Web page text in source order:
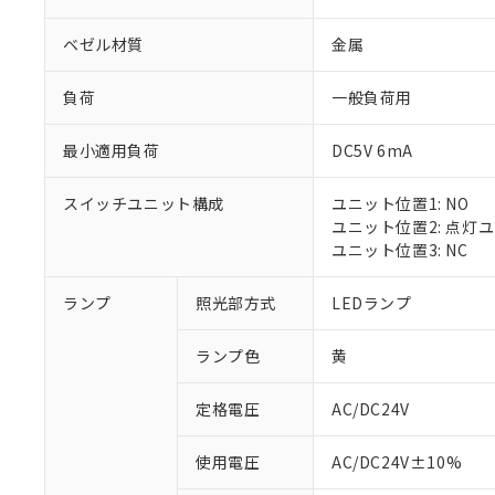
ベゼル材質 金属
負荷 一般負荷用
最小適用負荷 DC5V 6mA
スイッチユニット構成
ユニット位置1: NO
ユニット位置2: 点灯
ユニット位置3: NC
ランプ 照光部方式 LEDランプ
ランプ色 黄
定格電圧 AC/DC24V
使用電圧 AC/DC24V±10%
※1 対応状況